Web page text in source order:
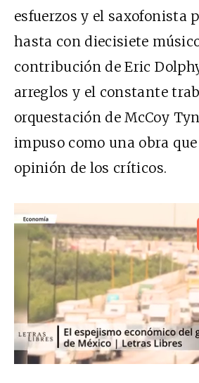
esfuerzos y el saxofonista
hasta con diecisiete
contribución de Eric
arreglos y el constante
orquestación de McCoy
impuso como una obra
opinión de los críticos.